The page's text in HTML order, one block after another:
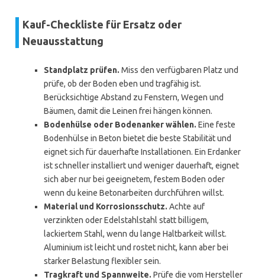
Kauf-Checkliste für Ersatz oder
Neuausstattung
Standplatz prüfen. Miss den verfügbaren Platz und
prüfe, ob der Boden eben und tragfähig ist.
Berücksichtige Abstand zu Fenstern, Wegen und
Bäumen, damit die Leinen frei hängen können.
Bodenhülse oder Bodenanker wählen. Eine feste
Bodenhülse in Beton bietet die beste Stabilität und
eignet sich für dauerhafte Installationen. Ein Erdanker
ist schneller installiert und weniger dauerhaft, eignet
sich aber nur bei geeignetem, festem Boden oder
wenn du keine Betonarbeiten durchführen willst.
Material und Korrosionsschutz. Achte auf
verzinkten oder Edelstahlstahl statt billigem,
lackiertem Stahl, wenn du lange Haltbarkeit willst.
Aluminium ist leicht und rostet nicht, kann aber bei
starker Belastung flexibler sein.
Tragkraft und Spannweite. Prüfe die vom Hersteller